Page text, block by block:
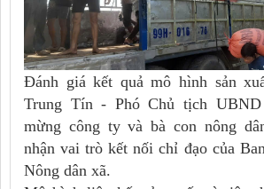
Đánh giá kết quả mô hình sản
Trung Tín - Phó Chủ tịch
mừng công ty và bà con nông
nhận vai trò kết nối chỉ đạo của
Nông dân xã.